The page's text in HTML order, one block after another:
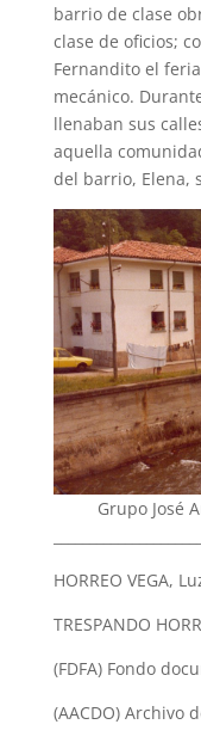
barrio de clase
clase de oficios;
Fernandito el
mecánico.
llenaban sus
aquella
del barrio, Elena,
Grupo José
HORREO VEGA,
TRESPANDO
(FDFA) Fondo
(AACDO) Archivo